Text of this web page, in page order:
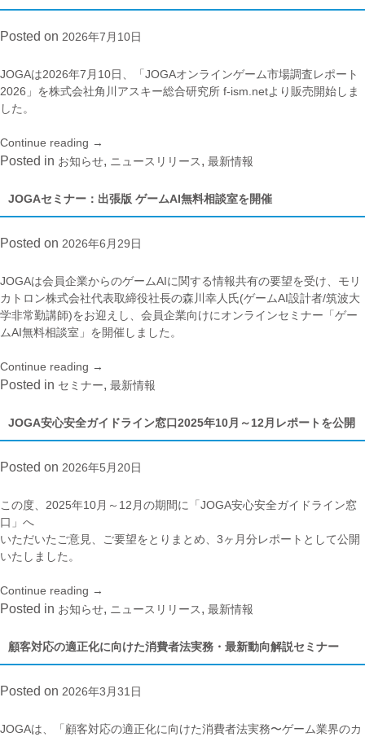
レ
ー
ト
ゲ
ム
市
査
レ
ー
解
セ
ミ
ナ
ー
Posted on 2026年7月10日
JOGAは2026年7月10日、「JOGAオンラインゲーム市場調査レポート
2026」を株式会社角川アスキー総合研究所 f-ism.netより販売開始しま
した。
Continue reading “「JOGA
オ
ラ
ゲ
ム
市
場
調
レ
ポ
ト
売
始”
→
Posted in お知らせ, ニュースリリース, 最新情報
JOGAセミナー：出張版 ゲームAI無料相談室を開催
Posted on 2026年6月29日
JOGAは会員企業からのゲームAIに関する情報共有の要望を受け、モリ
カトロン株式会社代表取締役社長の森川幸人氏(ゲームAI設計者/筑波大
学非常勤講師)をお迎えし、会員企業向けにオンラインセミナー「ゲー
ムAI無料相談室」を開催しました。
Continue reading “JOGA
セ
ナ
張
ゲ
料
相
室
催”
→
Posted in セミナー, 最新情報
JOGA安心安全ガイドライン窓口2025年10月～12月レポートを公開
Posted on 2026年5月20日
この度、2025年10月～12月の期間に「JOGA安心安全ガイドライン窓
口」へ
いただいたご意見、ご要望をとりまとめ、3ヶ月分レポートとして公開
いたしました。
Continue reading “JOGA
安
安
イ
ラ
→
Posted in お知らせ, ニュースリリース, 最新情報
顧客対応の適正化に向けた消費者法実務・最新動向解説セミナー
Posted on 2026年3月31日
JOGAは、「顧客対応の適正化に向けた消費者法実務〜ゲーム業界のカ